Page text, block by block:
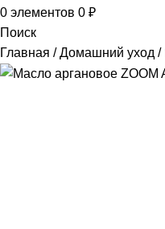
0 элементов 0 ₽
Поиск
Главная
Домашний уход